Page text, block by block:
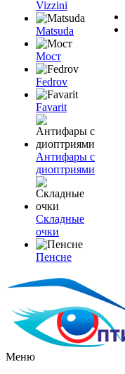
Vizzini
Matsuda
Мост
Fedrov
Favarit
Антифары с
диоптриями
Складные
очки
Пенсне
Меню